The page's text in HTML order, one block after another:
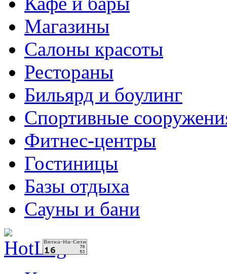
Магазины
Салоны красоты
Рестораны
Бильярд и боулинг
Спортивные
Фитнес-центры
Гостиницы
Базы отдыха
Сауны и бани